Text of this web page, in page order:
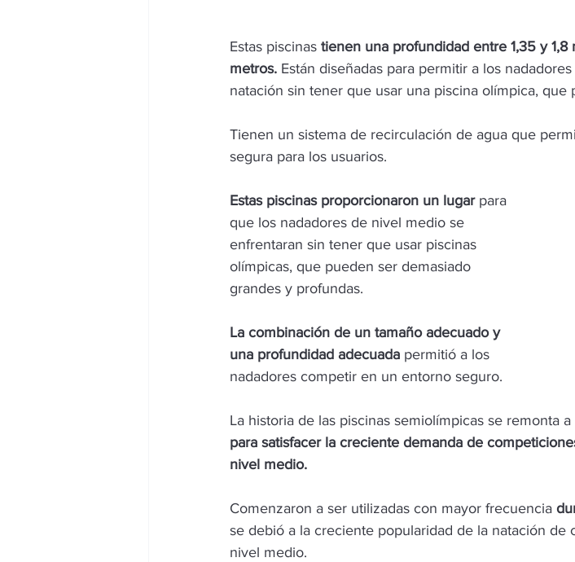
Estas piscinas tienen una profundidad entre 1,35 y
metros. Están diseñadas para permitir a los
natación sin tener que usar una piscina olímpica, que
Tienen un sistema de recirculación de agua que
segura para los usuarios.
Estas piscinas proporcionaron un lugar para
que los nadadores de nivel medio se
enfrentaran sin tener que usar piscinas
olímpicas, que pueden ser demasiado
grandes y profundas.
La combinación de un tamaño adecuado y
una profundidad adecuada permitió a los
nadadores competir en un entorno seguro.
La historia de las piscinas semiolímpicas se remonta
para satisfacer la creciente demanda de
nivel medio.
Comenzaron a ser utilizadas con mayor frecuencia
se debió a la creciente popularidad de la natación
nivel medio.